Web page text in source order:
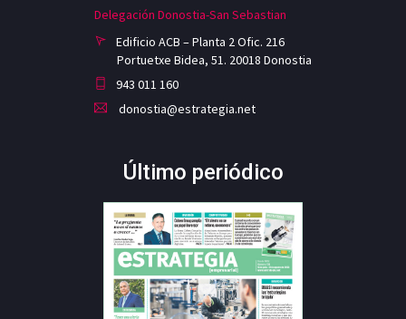
Delegación Donostia-San Sebastian
Edificio ACB – Planta 2 Ofic. 216
Portuetxe Bidea, 51. 20018 Donostia
943 011 160
donostia@estrategia.net
Último periódico